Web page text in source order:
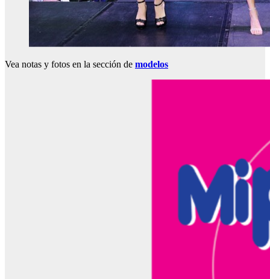
Vea notas y fotos en la sección de modelos